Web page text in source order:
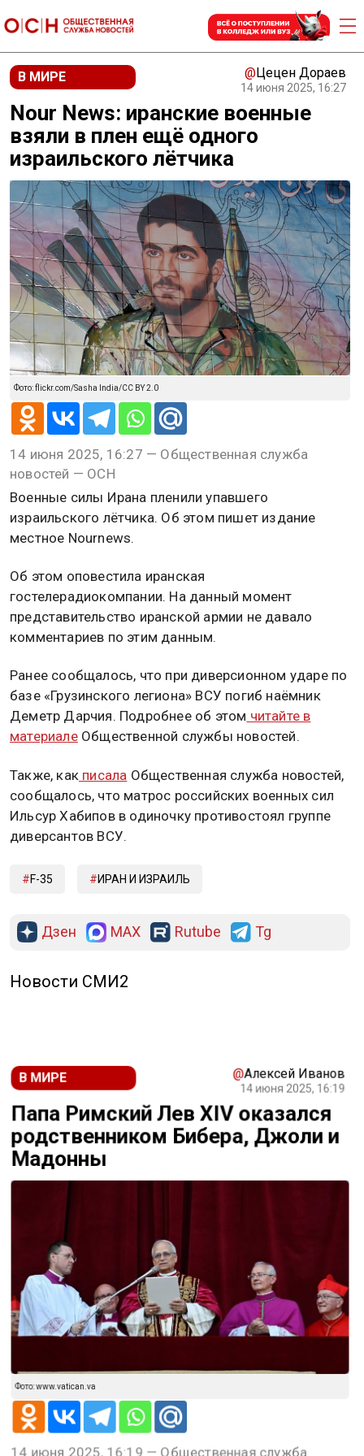
В МИРЕ @Цецен Дораев
14 июня 2025, 16:27
Nour News: иранские военные
взяли в плен ещё одного
израильского лётчика
Фото: flickr.com/Sasha India/CC BY 2.0
14 июня 2025, 16:27 — Общественная служба
новостей — ОСН
Военные силы Ирана пленили упавшего
израильского лётчика. Об этом пишет издание
местное Nournews.
Об этом оповестила иранская
гостелерадиокомпании. На данный момент
представительство иранской армии не давало
комментариев по этим данным.
Ранее сообщалось, что при диверсионном ударе по
базе «Грузинского легиона» ВСУ погиб наёмник
Деметр Дарчия. Подробнее об этом читайте в
материалеОбщественной службы новостей.
Также, как писала Общественная служба новостей,
сообщалось, что матрос российских военных сил
Ильсур Хабипов в одиночку противостоял группе
диверсантов ВСУ.
F-35 ИРАН И ИЗРАИЛЬ
Дзен MAX Rutube Tg
В МИРЕ @Алексей Иванов
Папа Римский Лев XIV оказался
родственником Бибера, Джоли и
Мадонны
Фото: www.vatican.va